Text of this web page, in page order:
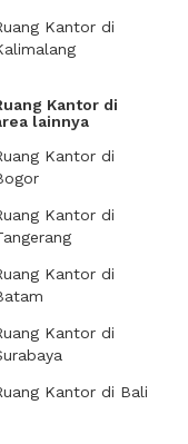
Kantor di
Kantor di
lainnya
Kantor di
Kantor di
Kantor di
Kantor di
Kantor di Bali